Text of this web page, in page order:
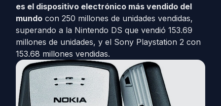
es el dispositivo electrónico más vendido del
mundo con 250 millones de unidades vendidas,
superando a la Nintendo DS que vendió 153.69
millones de unidades, y el Sony Playstation 2 con
153.68 millones vendidas.